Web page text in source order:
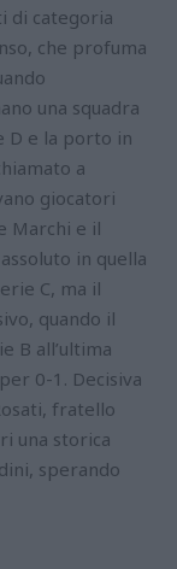
di categoria
che profuma
una squadra
D e la porto in
a
giocatori
Marchi e il
in quella
C, ma il
quando il
B all’ultima
0-1. Decisiva
fratello
una storica
sperando